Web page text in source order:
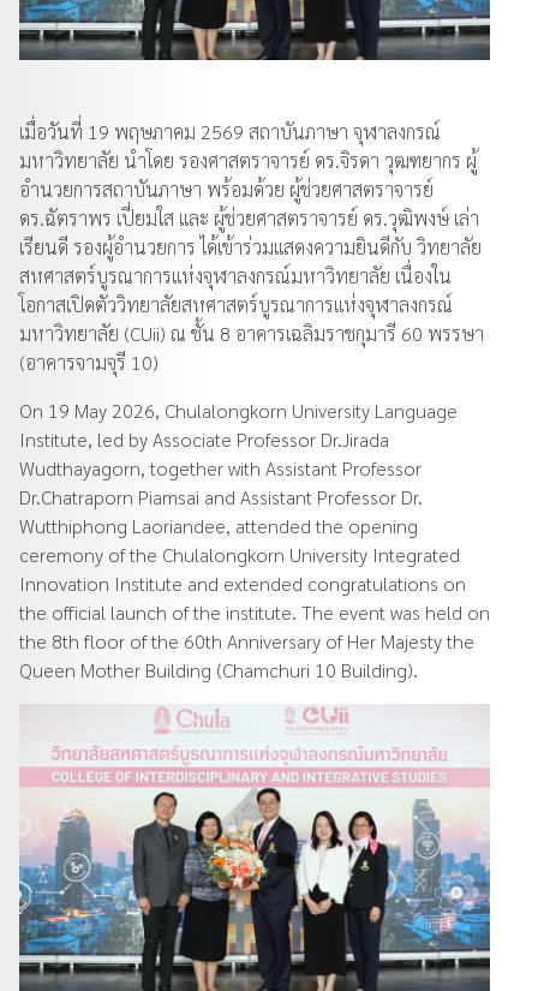
เมื่อวันที่ 19 พฤษภาคม 2569 สถาบันภาษา จุฬาลงกรณ์
มหาวิทยาลัย นำโดย รองศาสตราจารย์ ดร.จิรดา วุฒฑยากร ผู้
อำนวยการสถาบันภาษา พร้อมด้วย ผู้ช่วยศาสตราจารย์
ดร.ฉัตราพร เปี่ยมใส และ ผู้ช่วยศาสตราจารย์ ดร.วุฒิพงษ์ เล่า
เรียนดี รองผู้อำนวยการ ได้เข้าร่วมแสดงความยินดีกับ วิทยาลัย
สหศาสตร์บูรณาการแห่งจุฬาลงกรณ์มหาวิทยาลัย เนื่องใน
โอกาสเปิดตัววิทยาลัยสหศาสตร์บูรณาการแห่งจุฬาลงกรณ์
มหาวิทยาลัย (CUii) ณ ชั้น 8 อาคารเฉลิมราชกุมารี 60 พรรษา
(อาคารจามจุรี 10)
On 19 May 2026, Chulalongkorn University Language
Institute, led by Associate Professor Dr.Jirada
Wudthayagorn, together with Assistant Professor
Dr.Chatraporn Piamsai and Assistant Professor Dr.
Wutthiphong Laoriandee, attended the opening
ceremony of the Chulalongkorn University Integrated
Innovation Institute and extended congratulations on
the official launch of the institute. The event was held on
the 8th floor of the 60th Anniversary of Her Majesty the
Queen Mother Building (Chamchuri 10 Building).